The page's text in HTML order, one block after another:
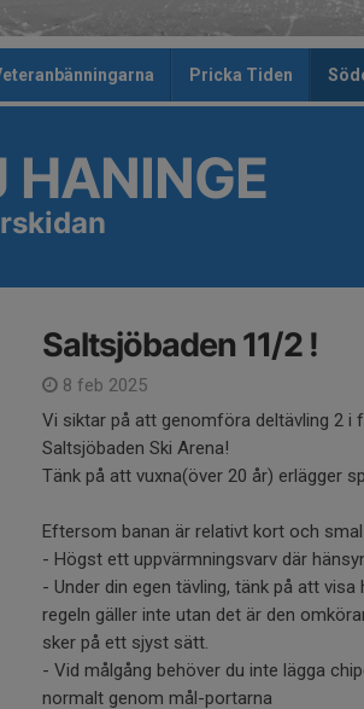
Pricka Tiden
HANINGE
Saltsjöbaden 11/2 !
8 feb 2025
Vi siktar på att genomföra deltävling 2 i
Saltsjöbaden Ski Arena!
Tänk på att vuxna(över 20 år) erlägger
Eftersom banan är relativt kort och
- Högst ett uppvärmningsvarv där
- Under din egen tävling, tänk på att
regeln gäller inte utan det är den
sker på ett sjyst sätt.
- Vid målgång behöver du inte lägga
normalt genom mål-portarna